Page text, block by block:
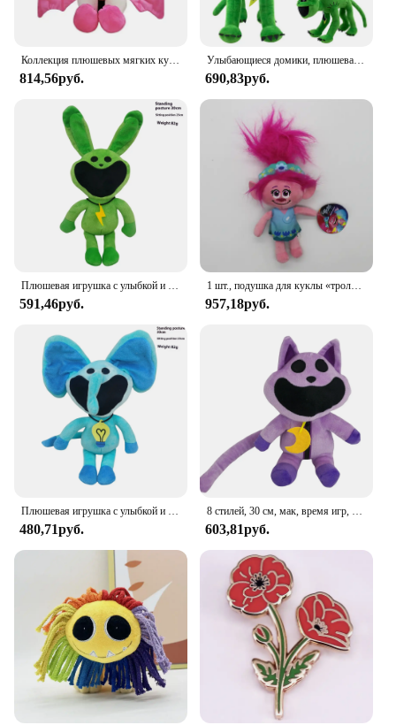
Коллекция плюшевых мягких кукол «Кошмарные животные», игрушка с улыбкой, мягкая модель мака, украшение для игровой комнаты, Рождественский подарок, игрушка
814,56руб.
Улыбающиеся домики, плюшевая игрушка для детей, спящий Кот, Мак, страшный, новый продукт, Лидер продаж, подарок на день рождения
690,83руб.
591,46руб.
1 шт., подушка для куклы «тролли»
957,18руб.
480,71руб. 603,81руб.